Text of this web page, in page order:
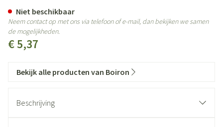
€ 5,37
Niet beschikbaar
Neem contact op met ons via telefoon of e-mail, dan bekijken we samen
de mogelijkheden.
Bekijk alle producten van Boiron
Beschrijving